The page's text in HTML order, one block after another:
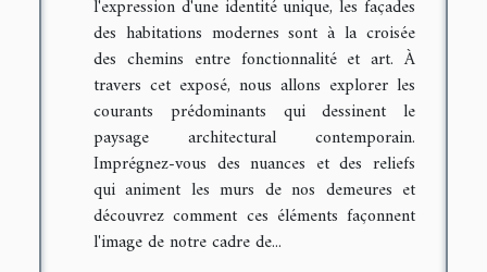
l'expression d'une identité unique, les façades
des habitations modernes sont à la croisée
des chemins entre fonctionnalité et art. À
travers cet exposé, nous allons explorer les
courants prédominants qui dessinent le
paysage architectural contemporain.
Imprégnez-vous des nuances et des reliefs
qui animent les murs de nos demeures et
découvrez comment ces éléments façonnent
l'image de notre cadre de...